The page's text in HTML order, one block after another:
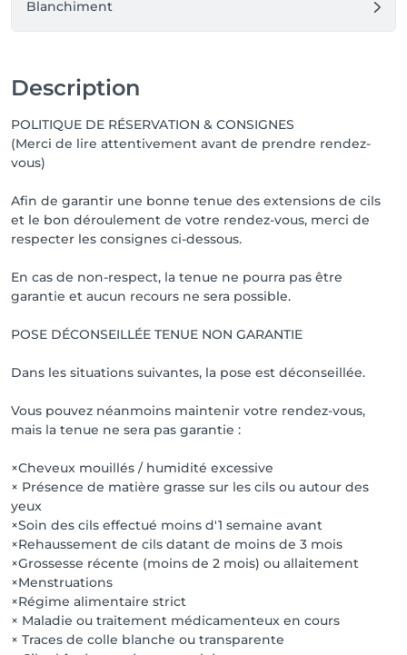
Blanchiment
Description
POLITIQUE DE RÉSERVATION & CONSIGNES
(Merci de lire attentivement avant de prendre rendez-
vous)
Afin de garantir une bonne tenue des extensions de cils
et le bon déroulement de votre rendez-vous, merci de
respecter les consignes ci-dessous.
En cas de non-respect, la tenue ne pourra pas être
garantie et aucun recours ne sera possible.
POSE DÉCONSEILLÉE TENUE NON GARANTIE
Dans les situations suivantes, la pose est déconseillée.
Vous pouvez néanmoins maintenir votre rendez-vous,
mais la tenue ne sera pas garantie :
×Cheveux mouillés / humidité excessive
× Présence de matière grasse sur les cils ou autour des
yeux
×Soin des cils effectué moins d'1 semaine avant
×Rehaussement de cils datant de moins de 3 mois
×Grossesse récente (moins de 2 mois) ou allaitement
×Menstruations
×Régime alimentaire strict
× Maladie ou traitement médicamenteux en cours
× Traces de colle blanche ou transparente